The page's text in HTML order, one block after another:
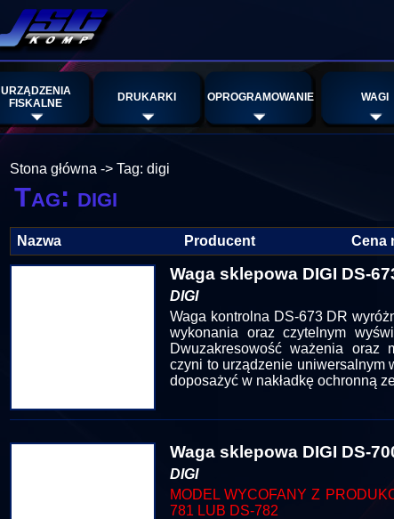
URZĄDZENIA
FISKALNE
DRUKARKI OPROGRAMOWANIE WAGI
Stona główna -> Tag: digi
Tag: digi
Nazwa Producent Cena
Waga sklepowa DIGI DS-
DIGI
Waga kontrolna DS-673 DR
wykonania oraz czytelnym
Dwuzakresowość ważenia oraz
czyni to urządzenie uniwersalnym
doposażyć w nakładkę ochronną
Waga sklepowa DIGI DS-
DIGI
MODEL WYCOFANY Z
781 LUB DS-782